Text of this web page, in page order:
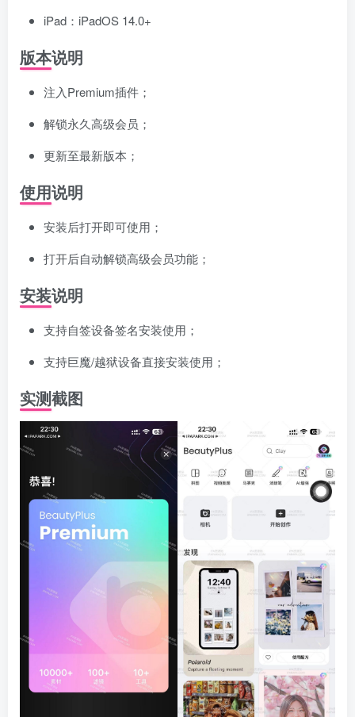
iPad：iPadOS 14.0+
版本说明
注入Premium插件；
解锁永久高级会员；
更新至最新版本；
使用说明
安装后打开即可使用；
打开后自动解锁高级会员功能；
安装说明
支持自签设备签名安装使用；
支持巨魔/越狱设备直接安装使用；
实测截图